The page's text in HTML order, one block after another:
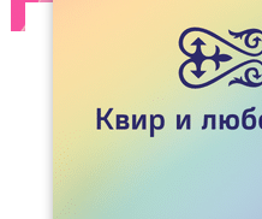
КАК ЗАВОЕВАТЬ
21
Размышления